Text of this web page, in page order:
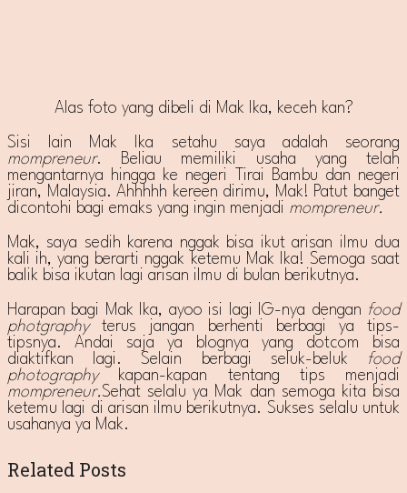
Alas foto yang dibeli di Mak Ika, keceh kan?
Sisi lain Mak Ika setahu saya adalah seorang
mompreneur. Beliau memiliki usaha yang telah
mengantarnya hingga ke negeri Tirai Bambu dan negeri
jiran, Malaysia. Ahhhhh kereen dirimu, Mak! Patut banget
dicontohi bagi emaks yang ingin menjadi mompreneur.
Mak, saya sedih karena nggak bisa ikut arisan ilmu dua
kali ih, yang berarti nggak ketemu Mak Ika! Semoga saat
balik bisa ikutan lagi arisan ilmu di bulan berikutnya.
Harapan bagi Mak Ika, ayoo isi lagi IG-nya dengan food
photgraphyterus jangan berhenti berbagi ya tips-
tipsnya. Andai saja ya blognya yang dotcom bisa
diaktifkan lagi. Selain berbagi seluk-beluk
food
photography kapan-kapan tentang tips menjadi
mompreneur.Sehat selalu ya Mak dan semoga kita bisa
ketemu lagi di arisan ilmu berikutnya. Sukses selalu untuk
usahanya ya Mak.
Related Posts